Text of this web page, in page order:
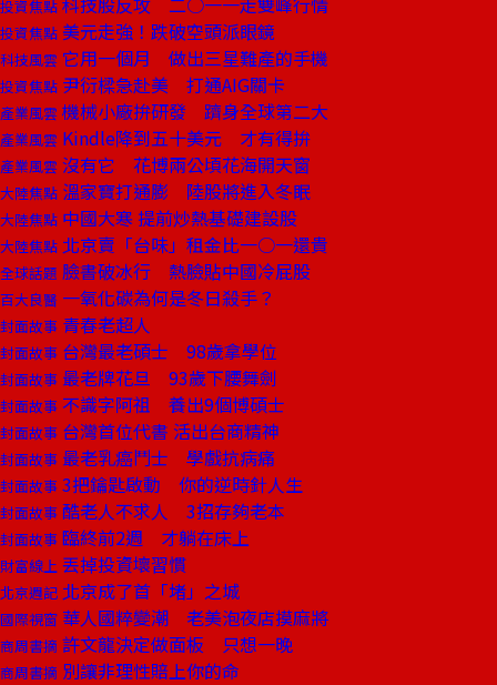
投資焦點
投資焦點 美元走強！跌破空頭派眼鏡
科技風雲 它用一個月 做出三星難產的手機
投資焦點 尹衍樑急赴美 打通AIG關卡
產業風雲 機械小廠拚研發 躋身全球第二大
產業風雲 Kindle降到五十美元 才有得拚
產業風雲 沒有它 花博兩公頃花海開天窗
大陸焦點 溫家寶打通膨 陸股將進入冬眠
大陸焦點 中國大寒 提前炒熱基礎建設股
大陸焦點 北京賣「台味」租金比一○一還貴
全球話題 臉書破冰行 熱臉貼中國冷屁股
百大良醫 一氧化碳為何是冬日殺手？
封面故事 青春老超人
封面故事 台灣最老碩士 98歲拿學位
封面故事 最老牌花旦 93歲下腰舞劍
封面故事 不識字阿祖 養出9個博碩士
封面故事 台灣首位代書 活出台商精神
封面故事 最老乳癌鬥士 學戲抗病痛
封面故事 3把鑰匙啟動 你的逆時針人生
封面故事 酷老人不求人 3招存夠老本
封面故事 臨終前2週 才躺在床上
財富線上 丟掉投資壞習慣
北京週記 北京成了首「堵」之城
國際視窗 華人國粹變潮 老美泡夜店摸麻將
商周書摘 許文龍決定做面板 只想一晚
商周書摘 別讓非理性賠上你的命